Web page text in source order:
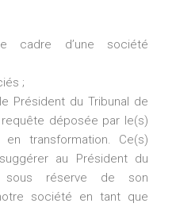
cadre d’une société
;
Président du Tribunal de
déposée par le(s)
transformation. Ce(s)
au Président du
sous réserve de son
société en tant que